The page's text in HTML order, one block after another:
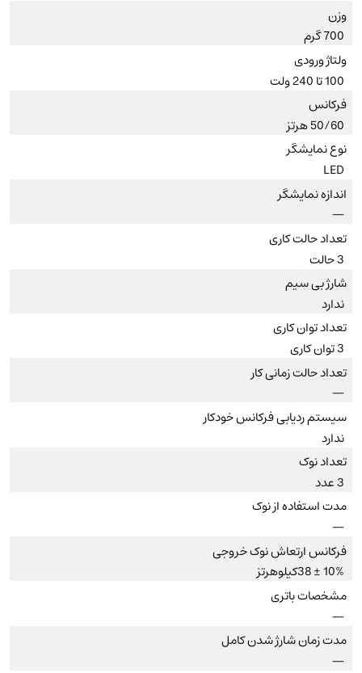
وزن
700 گرم
ولتاژ ورودی
100 تا 240 ولت
فرکانس
50/60 هرتز
نوع نمایشگر
LED
اندازه نمایشگر
—
تعداد حالت کاری
3 حالت
شارژ بی سیم
ندارد
تعداد توان کاری
3 توان کاری
تعداد حالت زمانی کار
—
سیستم ردیابی فرکانس خودکار
ندارد
تعداد نوک
3 عدد
مدت استفاده از نوک
—
فرکانس ارتعاش نوک خروجی
10% ± 38کیلوهرتز
مشخصات باتری
—
مدت زمان شارژ شدن کامل
—